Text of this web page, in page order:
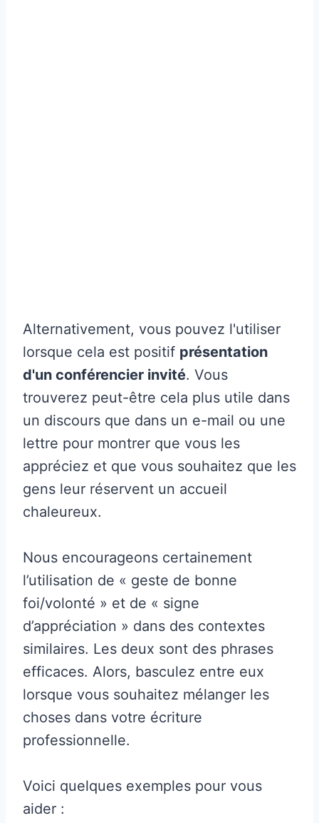
Alternativement, vous pouvez l'utiliser
lorsque cela est positif présentation
d'un conférencier invité. Vous
trouverez peut-être cela plus utile dans
un discours que dans un e-mail ou une
lettre pour montrer que vous les
appréciez et que vous souhaitez que les
gens leur réservent un accueil
chaleureux.
Nous encourageons certainement
l’utilisation de « geste de bonne
foi/volonté » et de « signe
d’appréciation » dans des contextes
similaires. Les deux sont des phrases
efficaces. Alors, basculez entre eux
lorsque vous souhaitez mélanger les
choses dans votre écriture
professionnelle.
Voici quelques exemples pour vous
aider :